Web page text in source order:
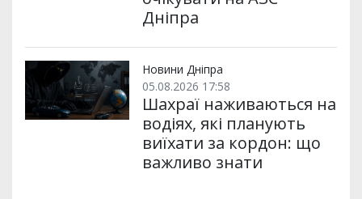
Дніпра
Новини Дніпра
05.08.2026 17:58
Шахраї наживаються на
водіях, які планують
виїхати за кордон: що
важливо знати